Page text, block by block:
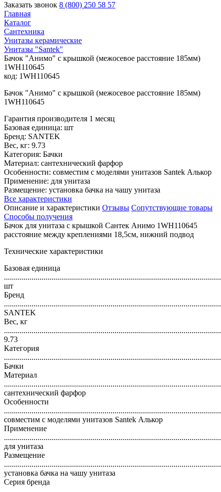
Заказать звонок 8 (800) 250 58 57
Главная
Каталог
Сантехника
Унитазы керамические
Унитазы "Santek"
Бачок "Анимо" с крышкой (межосевое расстояние 185мм)
1WH110645
код: 1WH110645
Бачок "Анимо" с крышкой (межосевое расстояние 185мм)
1WH110645
Гарантия производителя 1 месяц
Базовая единица: шт
Бренд: SANTEK
Вес, кг: 9.73
Категория: Бачки
Материал: сантехнический фарфор
Особенности: совместим с моделями унитазов Santek Алькор
Применение: для унитаза
Размещение: установка бачка на чашу унитаза
Все характеристики
Описание и характеристики Отзывы Сопутствующие товары
Способы получения
Бачок для унитаза с крышкой Сантек Анимо 1WH110645
расстояние между креплениями 18,5см, нижний подвод
Технические характеристики
Базовая единица
шт
Бренд
SANTEK
Вес, кг
9.73
Категория
Бачки
Материал
сантехнический фарфор
Особенности
совместим с моделями унитазов Santek Алькор
Применение
для унитаза
Размещение
установка бачка на чашу унитаза
Серия бренда